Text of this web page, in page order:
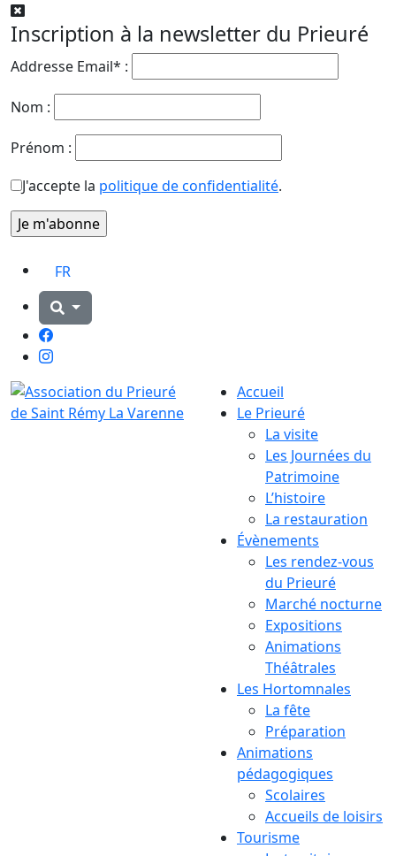
Inscription à la newsletter du Prieuré
Addresse Email* :
Nom :
Prénom :
J'accepte la politique de confidentialité.
FR
Facebook
Instagram
Accueil
Le Prieuré
La visite
Les Journées du
Patrimoine
L’histoire
La restauration
Évènements
Les rendez-vous
du Prieuré
Marché nocturne
Expositions
Animations
Théâtrales
Les Hortomnales
La fête
Préparation
Animations
pédagogiques
Scolaires
Accueils de loisirs
Tourisme